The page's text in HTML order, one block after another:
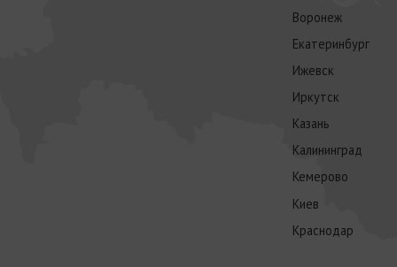
Воронеж
Екатеринбург
Ижевск
Иркутск
Казань
Калининград
Кемерово
Киев
Краснодар